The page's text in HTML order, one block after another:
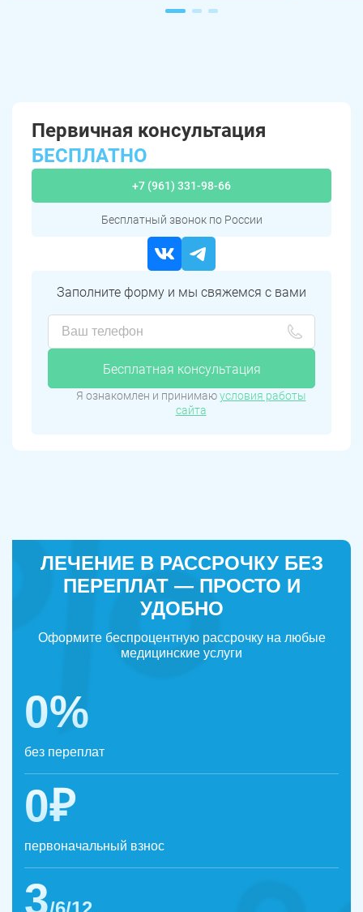
Первичная консультация
БЕСПЛАТНО
+7 (961) 331-98-66
Бесплатный звонок по России
Заполните форму и мы свяжемся с вами
Бесплатная консультация
Я ознакомлен и принимаюусловия работы
сайта
ЛЕЧЕНИЕ В РАССРОЧКУ БЕЗ
ПЕРЕПЛАТ — ПРОСТО И
УДОБНО
Оформите беспроцентную рассрочку на любые
медицинские услуги
0%
без переплат
0₽
первоначальный взнос
3